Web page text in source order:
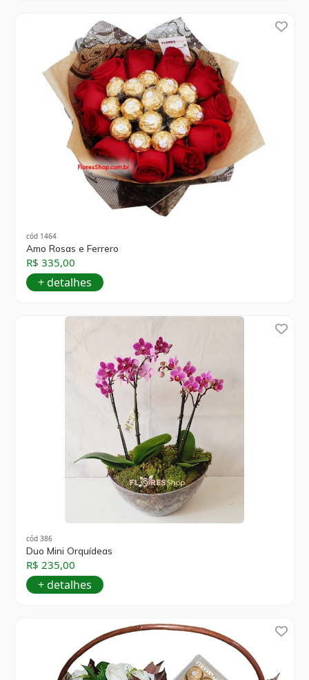
cód 1464
Amo Rosas e Ferrero
R$ 335,00
+ detalhes
cód 386
Duo Mini Orquídeas
R$ 235,00
+ detalhes